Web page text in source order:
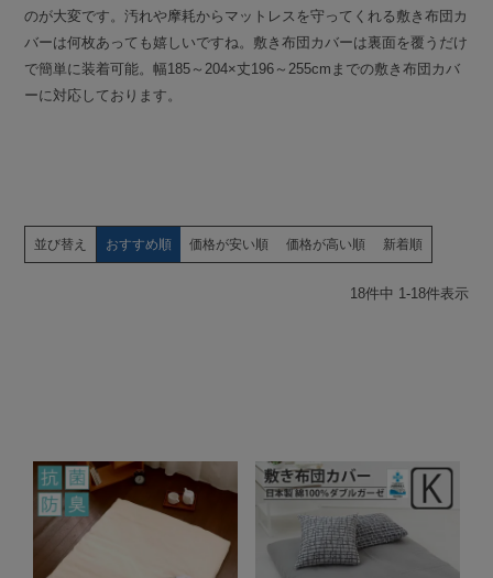
のが大変です。汚れや摩耗からマットレスを守ってくれる敷き布団カ
バーは何枚あっても嬉しいですね。敷き布団カバーは裏面を覆うだけ
で簡単に装着可能。幅185～204×丈196～255cmまでの敷き布団カバ
ーに対応しております。
並び替え おすすめ順 価格が安い順 価格が高い順 新着順
18件中 1-18件表示